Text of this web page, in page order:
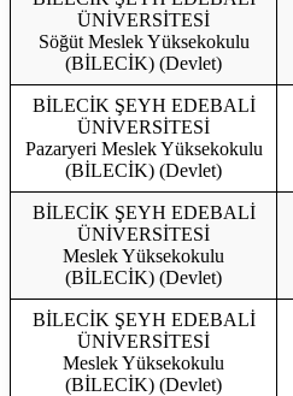
ÜNİVERSİTESİ
Söğüt Meslek Yüksekokulu
(BİLECİK) (Devlet)
BİLECİK ŞEYH EDEBALİ
ÜNİVERSİTESİ
Pazaryeri Meslek Yüksekokulu
(BİLECİK) (Devlet)
BİLECİK ŞEYH EDEBALİ
ÜNİVERSİTESİ
Meslek Yüksekokulu
(BİLECİK) (Devlet)
BİLECİK ŞEYH EDEBALİ
ÜNİVERSİTESİ
Meslek Yüksekokulu
(BİLECİK) (Devlet)